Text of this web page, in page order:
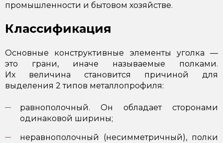
промышленности и бытовом хозяйстве.
Классификация
Основные конструктивные элементы уголка —
это грани, иначе называемые полками.
Их величина становится причиной для
выделения 2 типов металлопрофиля:
равнополочный. Он обладает сторонами
одинаковой ширины;
неравнополочный (несимметричный), полки